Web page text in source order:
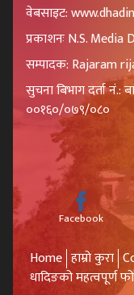
वेबसाइट:
प्रकाशनः N.S. Media
सम्पादक: Rajaram
सुचना बिभाग दर्ता नं.:
००१६०/०७९/०८०
Facebook
Home हाम्रो कुरा
धादिङको महत्वपूर्ण